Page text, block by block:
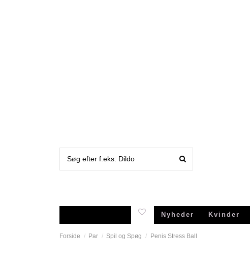
Nyheder Kvinder
Forside Par Spil og Spøg Penis Stress Ball